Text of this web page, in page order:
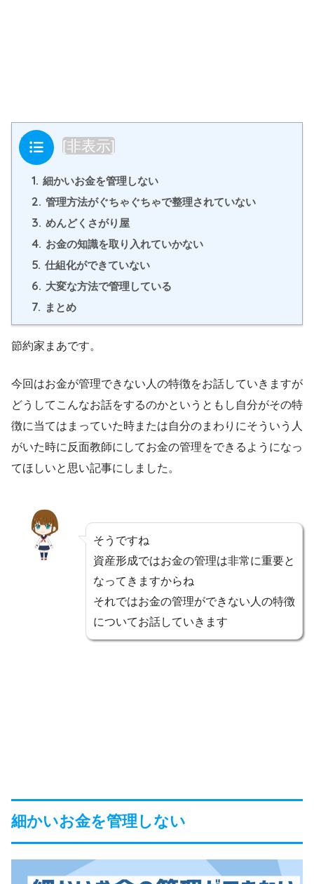
目次 [非表示]
1. 細かいお金を管理しない
2. 管理方法がぐちゃぐちゃで整理されていない
3. めんどくさがり屋
4. お金の知識を取り入れていかない
5. 仕組化ができていない
6. 大変な方法で管理している
7. まとめ
節約家まあです。
今回はお金が管理できない人の特徴をお話していきますが
どうしてこんなお話をするのかというともし自分がその特
徴に当てはまっていた時または自分のまわりにそういう人
がいた時に反面教師にしてお金の管理をできるようになっ
てほしいと思い記事にしました。
そうですね
資産形成ではお金の管理は非常に重要と
なってきますからね
それではお金の管理ができない人の特徴
についてお話していきます
細かいお金を管理しない